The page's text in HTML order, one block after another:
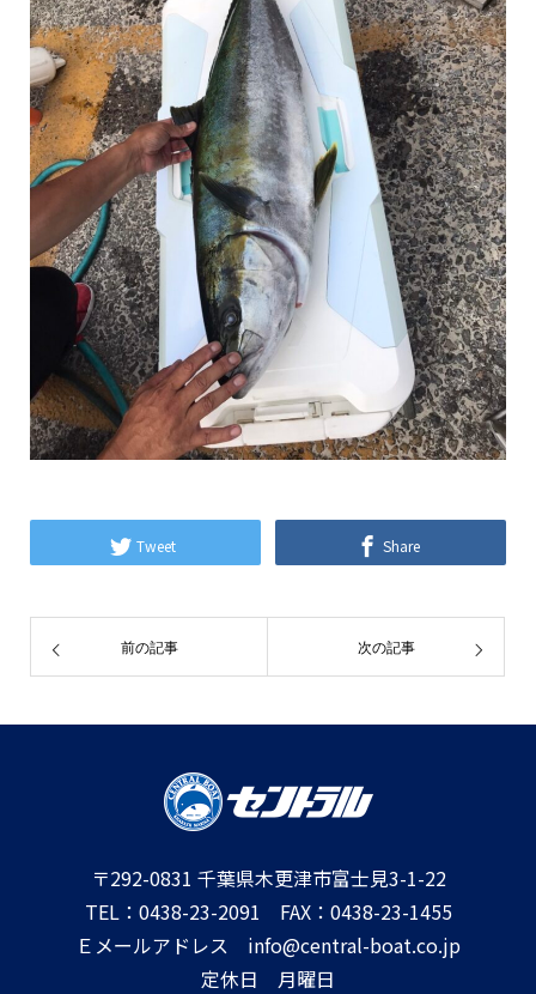
Tweet Share
前の記事 次の記事
〒292-0831 千葉県木更津市富士見3-1-22
TEL：0438-23-2091 FAX：0438-23-1455
Ｅメールアドレス info@central-boat.co.jp
定休日 月曜日